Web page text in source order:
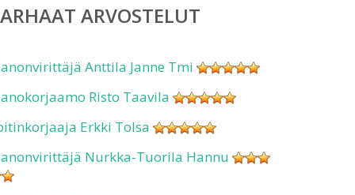
ARVOSTELUT
Anttila Janne Tmi
Risto Taavila
Erkki Tolsa
Nurkka-Tuorila Hannu